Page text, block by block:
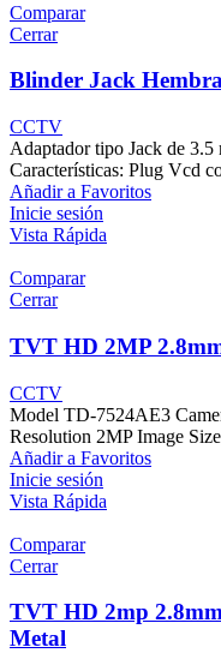
Comparar
Cerrar
Blinder Jack
CCTV
Adaptador tipo Jack de
Características: Plug Vcd
Añadir a Favoritos
Inicie sesión
Vista Rápida
Comparar
Cerrar
TVT HD 2MP
CCTV
Model TD-7524AE3
Resolution 2MP Image
Añadir a Favoritos
Inicie sesión
Vista Rápida
Comparar
Cerrar
TVT HD 2mp
Metal